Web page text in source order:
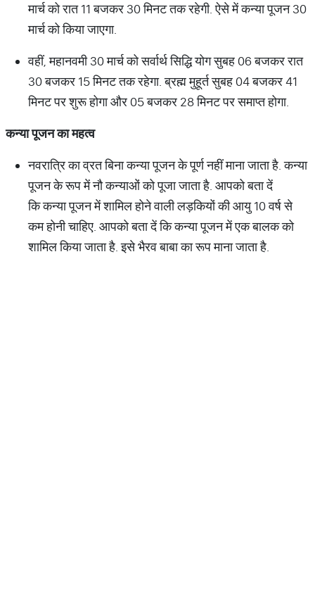
मार्च को रात 11 बजकर 30 मिनट तक रहेगी. ऐसे में कन्‍या पूजन 30
मार्च को किया जाएगा.
वहीं, महानवमी 30 मार्च को सर्वार्थ सिद्धि योग सुबह 06 बजकर रात
30 बजकर 15 मिनट तक रहेगा. ब्रह्म मुहूर्त सुबह 04 बजकर 41
मिनट पर शुरू होगा और 05 बजकर 28 मिनट पर समाप्त होगा.
कन्यापूजनकामहत्व
नवरात्रि का व्रत बिना कन्‍या पूजन के पूर्ण नहीं माना जाता है. कन्‍या
पूजन के रूप में नौ कन्‍याओं को पूजा जाता है. आपको बता दें
कि कन्‍या पूजन में शामिल होने वाली लड़कियों की आयु 10 वर्ष से
कम होनी चाहिए. आपको बता दें कि कन्या पूजन में एक बालक को
शामिल किया जाता है. इसे भैरव बाबा का रूप माना जाता है.